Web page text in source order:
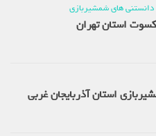
های شمشیربازی
استان تهران
استان آذربایجان غربی